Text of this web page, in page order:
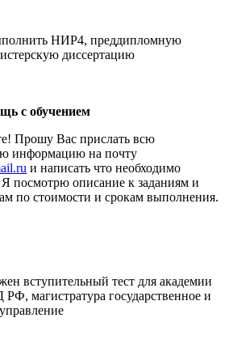
НИР4, преддипломную
диссертацию
с обучением
Прошу Вас прислать всю
информацию на почту
и написать что необходимо
посмотрю описание к заданиям и
по стоимости и срокам выполнения.
вступительный тест для академии
магистратура государственное и